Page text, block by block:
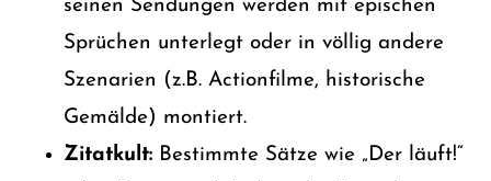
seinen Sendungen werden mit epischen
Sprüchen unterlegt oder in völlig andere
Szenarien (z.B. Actionfilme, historische
Gemälde) montiert.
Zitatkult:Bestimmte Sätze wie „Der läuft!“